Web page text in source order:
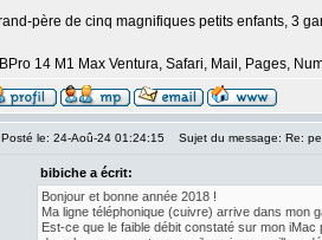
père de cinq magnifiques petits enfants, 3
14 M1 Max Ventura, Safari, Mail, Pages,
Posté le: 24-Aoû-24 01:24:15 Sujet du message: Re:
bibiche a écrit:
Bonjour et bonne année 2018 !
Ma ligne téléphonique (cuivre) arrive dans mon
Est-ce que le faible débit constaté sur mon